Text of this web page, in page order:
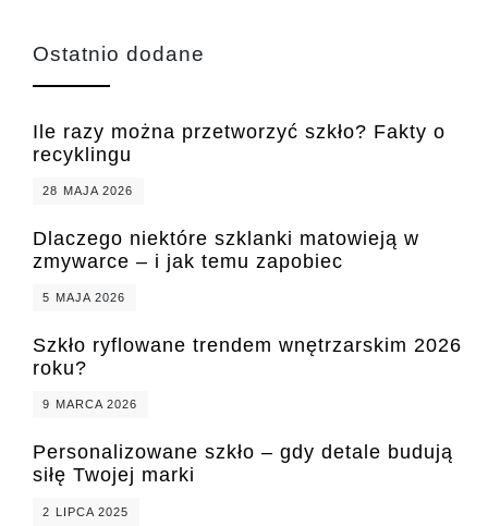
Ostatnio dodane
Ile razy można przetworzyć szkło? Fakty o
recyklingu
28 MAJA 2026
Dlaczego niektóre szklanki matowieją w
zmywarce – i jak temu zapobiec
5 MAJA 2026
Szkło ryflowane trendem wnętrzarskim 2026
roku?
9 MARCA 2026
Personalizowane szkło – gdy detale budują
siłę Twojej marki
2 LIPCA 2025